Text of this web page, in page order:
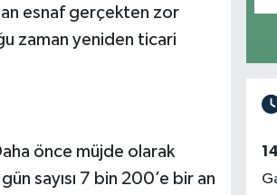
esnaf gerçekten zor
zaman yeniden ticari
önce müjde olarak
sayısı 7 bin 200’e bir an